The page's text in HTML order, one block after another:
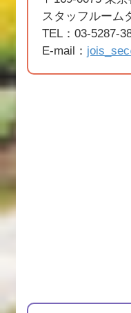
スタッフルーム
TEL：03-5287-
E-mail：